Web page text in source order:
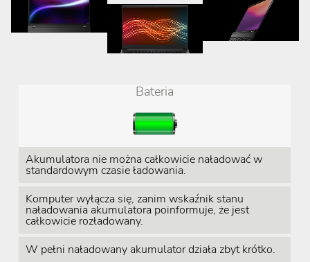
Bateria
Akumulatora nie można całkowicie naładować w
standardowym czasie ładowania.
Komputer wyłącza się, zanim wskaźnik stanu
naładowania akumulatora poinformuje, że jest
całkowicie rozładowany.
W pełni naładowany akumulator działa zbyt krótko.